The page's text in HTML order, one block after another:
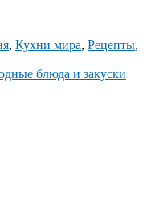
, Кухни мира, Рецепты,
блюда и закуски